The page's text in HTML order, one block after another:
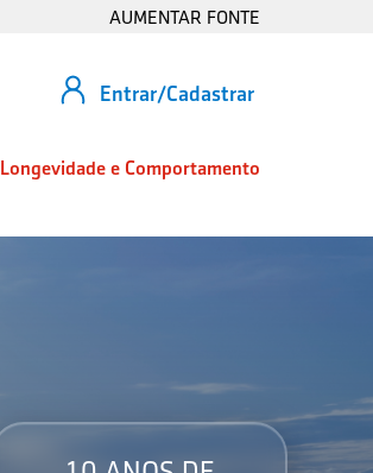
AUMENTAR FONTE
Entrar/Cadastrar
Longevidade e Comportamento